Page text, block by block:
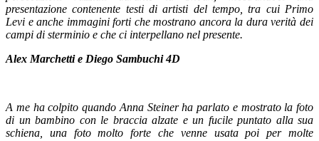
presentazione contenente testi di artisti del tempo, tra cui Primo
Levi e anche immagini forti che mostrano ancora la dura verità dei
campi di sterminio e che ci interpellano nel presente.
Alex Marchetti e Diego Sambuchi 4D
A me ha colpito quando Anna Steiner ha parlato e mostrato la foto
di un bambino con le braccia alzate e un fucile puntato alla sua
schiena, una foto molto forte che venne usata poi per molte